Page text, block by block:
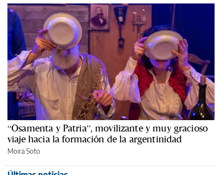
“Osamenta y Patria”, movilizante y muy gracioso
viaje hacia la formación de la argentinidad
Moira Soto